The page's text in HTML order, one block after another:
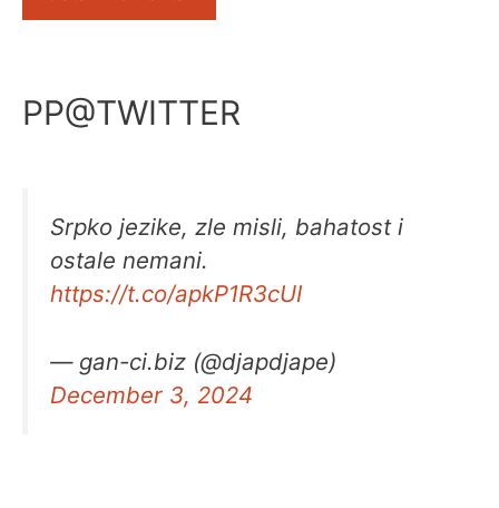
PP@TWITTER
Srpko jezike, zle misli, bahatost i
ostale nemani.
https://t.co/apkP1R3cUI
— gan-ci.biz (@djapdjape)
December 3, 2024